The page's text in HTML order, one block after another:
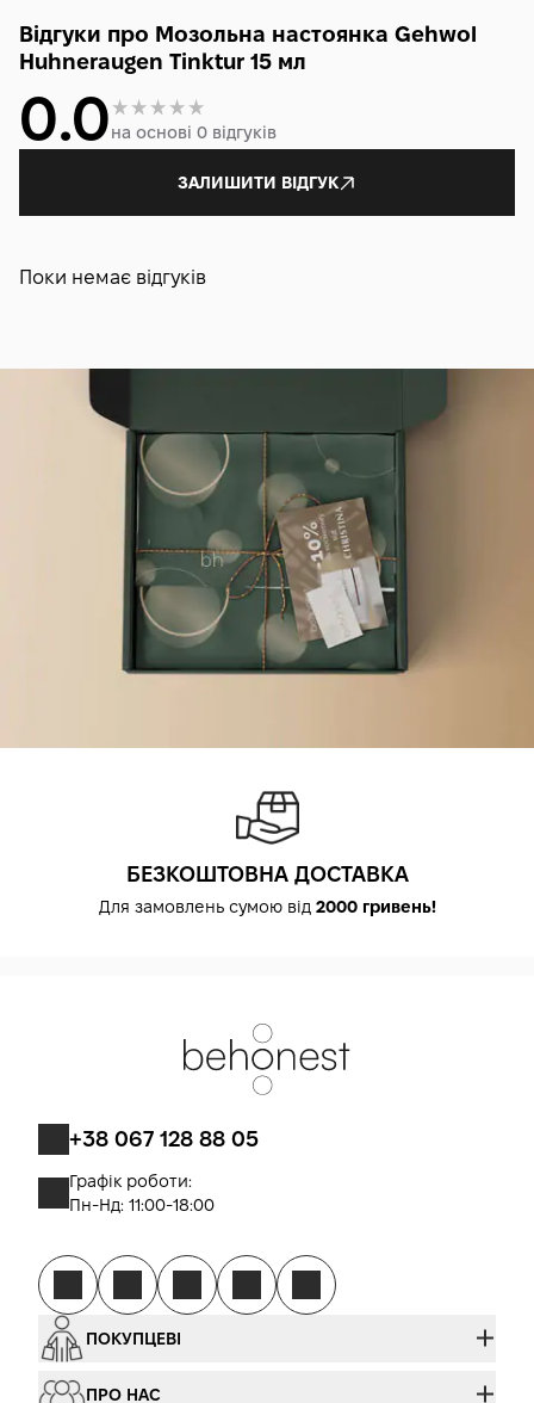
Відгуки про Мозольна настоянка Gehwol
Huhneraugen Tinktur 15 мл
0.0на основі 0 відгуків
ЗАЛИШИТИ ВІДГУК
Поки немає відгуків
БЕЗКОШТОВНА ДОСТАВКА
Для замовлень сумою від 2000 гривень!
+38 067 128 88 05
Графік роботи:
Пн-Нд: 11:00-18:00
ПОКУПЦЕВІ
ПРО НАС